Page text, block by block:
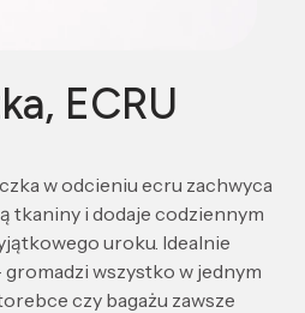
ECRU
w odcieniu ecru zachwyca
tkaniny i dodaje codziennym
uroku. Idealnie
wszystko w jednym
czy bagażu zawsze